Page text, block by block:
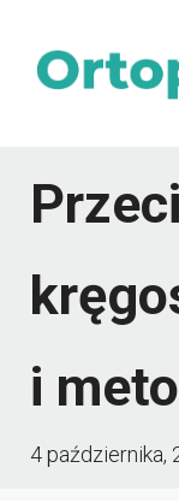
i
4 października,